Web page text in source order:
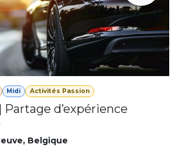
Midi Activités Passion
Partage d’expérience
, Belgique